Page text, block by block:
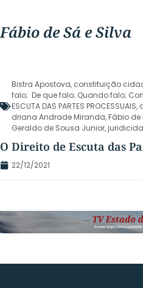
Fábio de Sá e Silva
Bistra Apostova, constituição
falo; De que falo; Quando falo;
ESCUTA DAS PARTES PROCESSUAIS,
driana Andrade Miranda,Fábio de
Geraldo de Sousa Junior,
O Direito de Escuta das
22/12/2021